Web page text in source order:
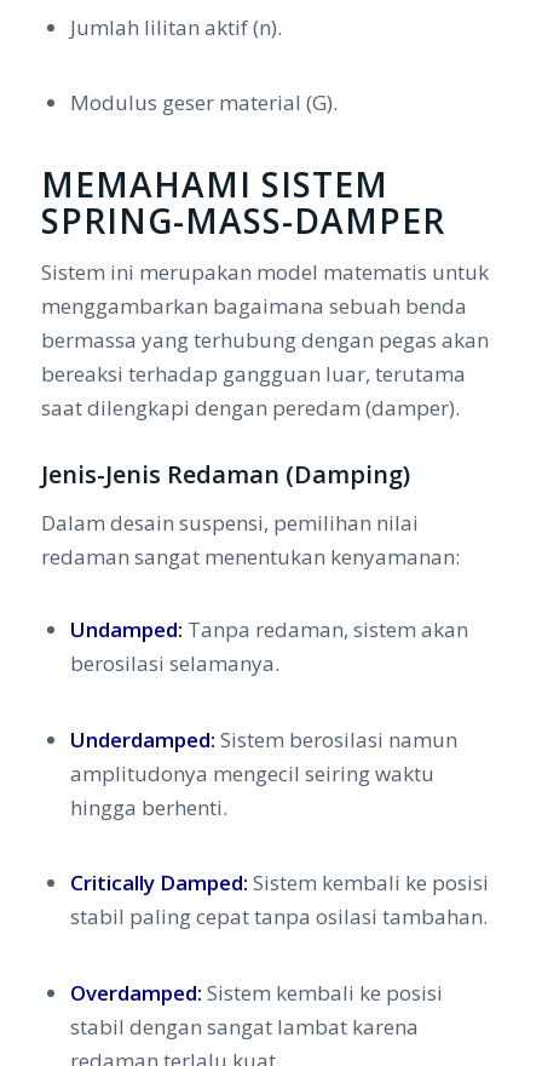
Jumlah lilitan aktif (n).
Modulus geser material (G).
MEMAHAMI SISTEM
SPRING-MASS-DAMPER
Sistem ini merupakan model matematis untuk
menggambarkan bagaimana sebuah benda
bermassa yang terhubung dengan pegas akan
bereaksi terhadap gangguan luar, terutama
saat dilengkapi dengan peredam (damper).
Jenis-Jenis Redaman (Damping)
Dalam desain suspensi, pemilihan nilai
redaman sangat menentukan kenyamanan:
Undamped: Tanpa redaman, sistem akan
berosilasi selamanya.
Underdamped: Sistem berosilasi namun
amplitudonya mengecil seiring waktu
hingga berhenti.
Critically Damped: Sistem kembali ke posisi
stabil paling cepat tanpa osilasi tambahan.
Overdamped: Sistem kembali ke posisi
stabil dengan sangat lambat karena